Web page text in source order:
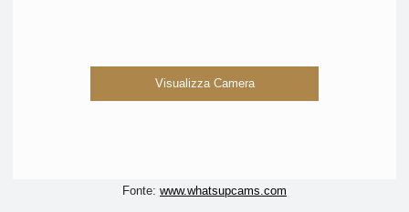
Visualizza Camera
Fonte: www.whatsupcams.com